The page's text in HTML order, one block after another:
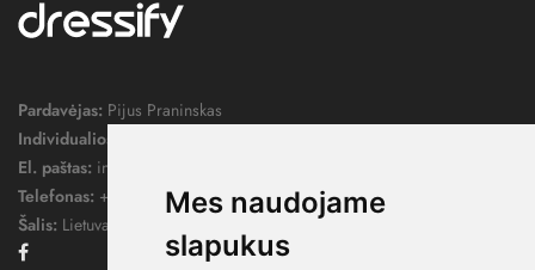
Mes naudojame
slapukus
Pardavėjas: Pijus Praninskas
Individualios veiklos pažymos nr.:
El. paštas: info@dressify.lt
Telefonas: +370 676 78578
Šalis: Lietuva